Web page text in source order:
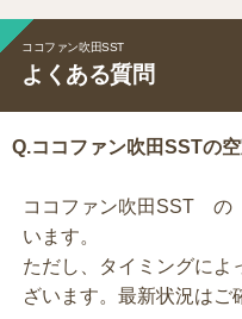
ココファン吹田SST
よくある質問
Q.ココファン吹田SSTの
ココファン吹田SST
います。
ただし、タイミングによ
ざいます。最新状況はご